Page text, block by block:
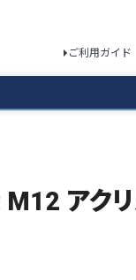
ご利用ガイド
アク